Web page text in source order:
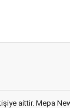
aittir. Mepa